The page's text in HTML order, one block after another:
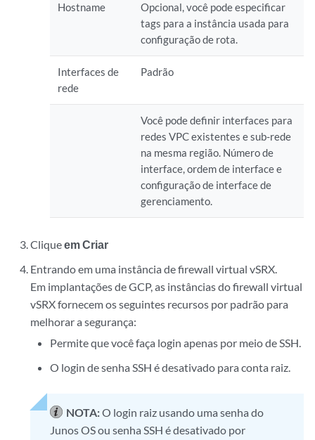
Hostname
Opcional, você pode especificar
tags para a instância usada para
configuração de rota.
Interfaces de
rede
Padrão
Você pode definir interfaces para
redes VPC existentes e sub-rede
na mesma região. Número de
interface, ordem de interface e
configuração de interface de
gerenciamento.
Cliqueem Criar
Entrando em uma instância de firewall virtual vSRX.
Em implantações de GCP, as instâncias do firewall virtual
vSRX fornecem os seguintes recursos por padrão para
melhorar a segurança:
Permite que você faça login apenas por meio de SSH.
O login de senha SSH é desativado para conta raiz.
NOTA:O login raiz usando uma senha do
Junos OS ou senha SSH é desativado por